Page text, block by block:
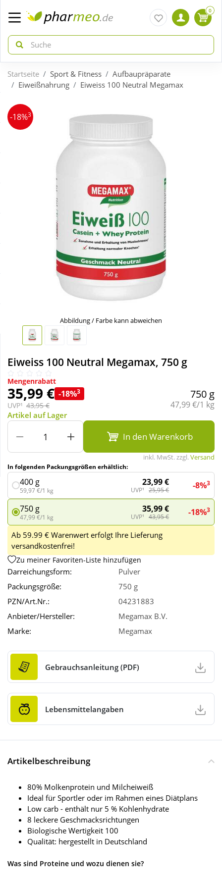
zurück
ÜBERSICHT AKTIONEN
Aktuelle Coupons
Schnäppchen
Täglich gut versorgt
zurück
ÜBERSICHT KATEGORIEN
Bio & Genuss
Körperpflege & Kosmetik
Liebe & Erotik
Nahrungsergänzung
Sanitätshaus
Sport & Fitness
Tierbedarf
Wellness
0
Startseite Sport & Fitness
Aufbaupräparate
Eiweißnahrung
Eiweiss 100 Neutral Megamax
-18%3
Abbildung / Farbe kann abweichen
Eiweiss 100 Neutral Megamax, 750 g
Mengenrabatt
35,99 € -18%3
UVP¹ 43,95 €
750 g
Grundpreis:
47,99 €/1 kg
Artikel auf Lager
In den Warenkorb
inkl. MwSt. zzgl.Versand
In folgenden Packungsgrößen erhältlich:
400 g
59,97 €/1 kg
23,99 €
UVP¹ 25,95 € -8%3
750 g
47,99 €/1 kg
35,99 €
UVP¹ 43,95 € -18%3
Ab 59.99 € Warenwert erfolgt Ihre Lieferung
versandkostenfrei!
Zu meiner Favoriten-Liste hinzufügen
Darreichungsform:
Pulver
Packungsgröße:
750 g
PZN/Art.Nr.:
04231883
Anbieter/Hersteller:
Megamax B.V.
Marke:
Megamax
Gebrauchsanleitung (PDF)
Lebensmittelangaben
Artikelbeschreibung
80% Molkenprotein und Milcheiweiß
Ideal für Sportler oder im Rahmen eines Diätplans
Low carb - enthält nur 5 % Kohlenhydrate
8 leckere Geschmacksrichtungen
Biologische Wertigkeit 100
Qualität: hergestellt in Deutschland
Was sind Proteine und wozu dienen sie?